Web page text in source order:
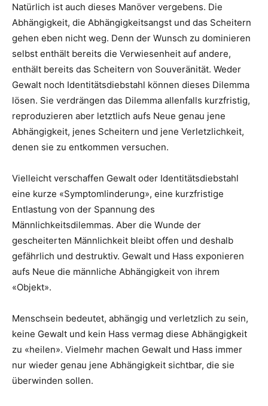
Natürlich ist auch dieses Manöver vergebens. Die
Abhängigkeit, die Abhängigkeitsangst und das Scheitern
gehen eben nicht weg. Denn der Wunsch zu dominieren
selbst enthält bereits die Verwiesenheit auf andere,
enthält bereits das Scheitern von Souveränität. Weder
Gewalt noch Identitätsdiebstahl können dieses Dilemma
lösen. Sie verdrängen das Dilemma allenfalls kurzfristig,
reproduzieren aber letztlich aufs Neue genau jene
Abhängigkeit, jenes Scheitern und jene Verletzlichkeit,
denen sie zu entkommen versuchen.
Vielleicht verschaffen Gewalt oder Identitätsdiebstahl
eine kurze «Symptomlinderung», eine kurzfristige
Entlastung von der Spannung des
Männlichkeitsdilemmas. Aber die Wunde der
gescheiterten Männlichkeit bleibt offen und deshalb
gefährlich und destruktiv. Gewalt und Hass exponieren
aufs Neue die männliche Abhängigkeit von ihrem
«Objekt».
Menschsein bedeutet, abhängig und verletzlich zu sein,
keine Gewalt und kein Hass vermag diese Abhängigkeit
zu «heilen». Vielmehr machen Gewalt und Hass immer
nur wieder genau jene Abhängigkeit sichtbar, die sie
überwinden sollen.